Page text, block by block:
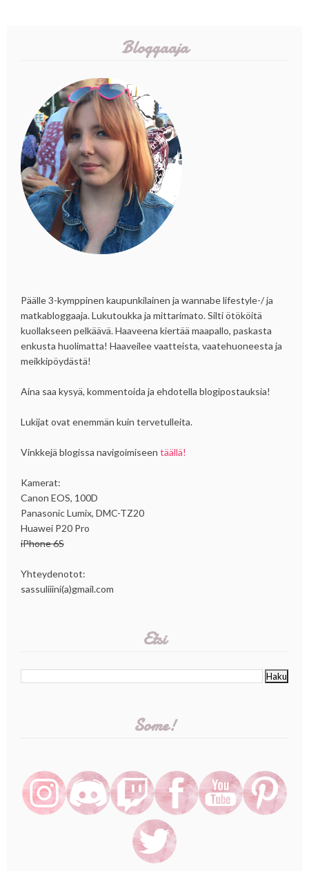
Bloggaaja
Päälle 3-kymppinen kaupunkilainen ja wannabe lifestyle-/ ja
matkabloggaaja. Lukutoukka ja mittarimato. Silti ötököitä
kuollakseen pelkäävä. Haaveena kiertää maapallo, paskasta
enkusta huolimatta! Haaveilee vaatteista, vaatehuoneesta ja
meikkipöydästä!
Aina saa kysyä, kommentoida ja ehdotella blogipostauksia!
Lukijat ovat enemmän kuin tervetulleita.
Vinkkejä blogissa navigoimiseen täällä!
Kamerat:
Canon EOS, 100D
Panasonic Lumix, DMC-TZ20
Huawei P20 Pro
iPhone 6S
Yhteydenotot:
sassuliiini(a)gmail.com
Etsi
Some!